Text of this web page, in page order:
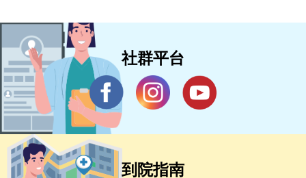
社群平台
到院指南